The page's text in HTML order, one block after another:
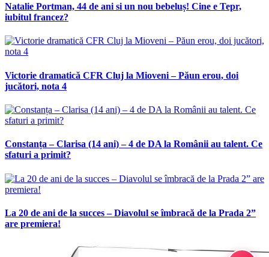
Natalie Portman, 44 de ani si un nou bebeluș! Cine e Tepr,
iubitul francez?
Victorie dramatică CFR Cluj la Mioveni – Păun erou, doi
jucători, nota 4
Constanța – Clarisa (14 ani) – 4 de DA la Românii au talent. Ce
sfaturi a primit?
La 20 de ani de la succes – Diavolul se îmbracă de la Prada 2”
are premiera!